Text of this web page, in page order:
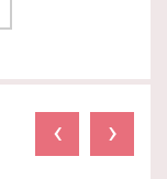
‹ ›